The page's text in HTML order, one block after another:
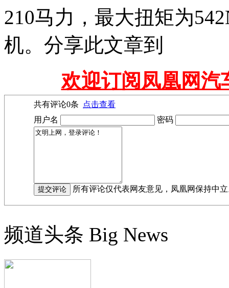
210马力，最大扭矩为
机。分享此文章到
欢迎订阅凤凰网汽
共有评论0条
点击查看
用户名
密码
所有评论仅代表网友意见，凤凰网保持中
频道头条 Big News